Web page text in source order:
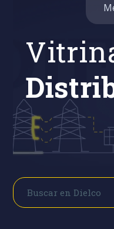
Buscar
Buscar